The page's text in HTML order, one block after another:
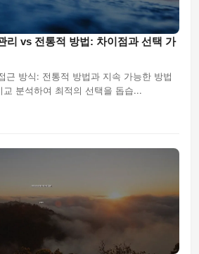
리 vs 전통적 방법: 차이점과 선택 가
근 방식: 전통적 방법과 지속 가능한 방법
분석하여 최적의 선택을 돕습...